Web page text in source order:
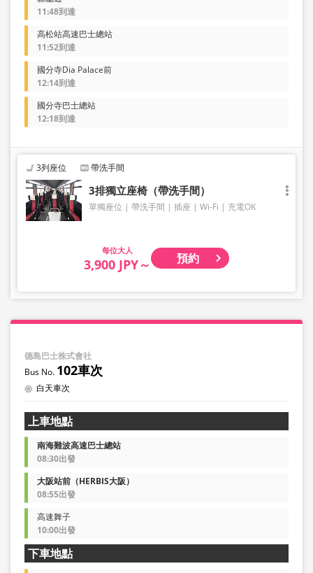
11:48到達
高松站高速巴士總站
11:52到達
國分寺Dia Palace前
12:14到達
國分寺巴士總站
12:18到達
3列座位 帶洗手間
3排獨立座椅（帶洗手間）
單獨座位 帶洗手間 插座 Wi-Fi 充電OK
大人
3,900 JPY～ 預約
德島巴士株式會社
102車次
白天車次
上車地點
南海難波高速巴士總站
08:30出發
大阪站前（HERBIS大阪）
08:55出發
高速舞子
10:00出發
下車地點